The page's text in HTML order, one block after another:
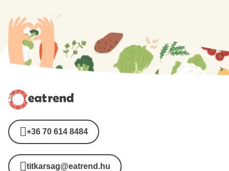
+36 70 614 8484
titkarsag@eatrend.hu